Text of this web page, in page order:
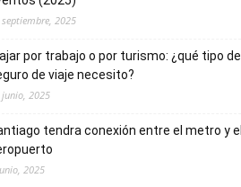
septiembre, 2025
por trabajo o por turismo: ¿qué tipo de
de viaje necesito?
junio, 2025
tendra conexión entre el metro y el
2025